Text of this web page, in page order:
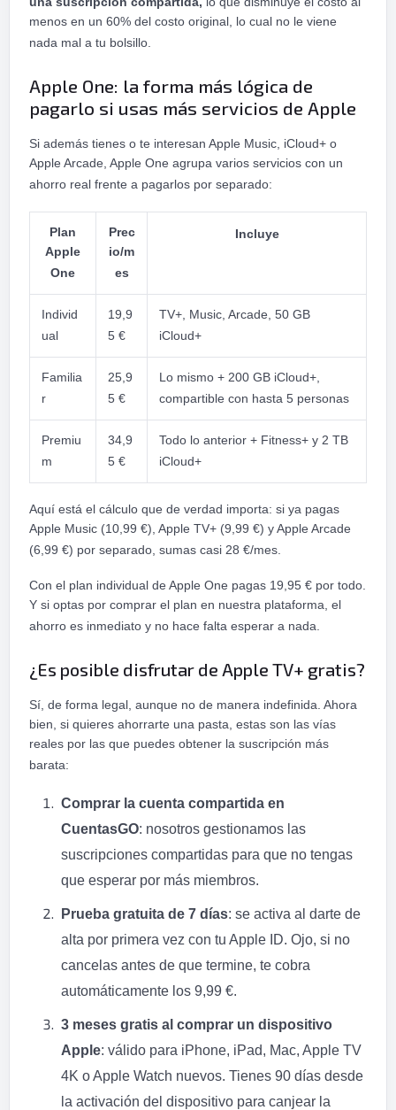
menos en un 60% del costo original, lo cual no le viene
nada mal a tu bolsillo.
Apple One: la forma más lógica de
pagarlo si usas más servicios de Apple
Si además tienes o te interesan Apple Music, iCloud+ o
Apple Arcade, Apple One agrupa varios servicios con un
ahorro real frente a pagarlos por separado:
Plan
Apple
One
Prec
io/m
es
Incluye
Individ
ual
19,9
5 €
TV+, Music, Arcade, 50 GB
iCloud+
Familia
r
25,9
5 €
Lo mismo + 200 GB iCloud+,
compartible con hasta 5 personas
Premiu
m
34,9
5 €
Todo lo anterior + Fitness+ y 2 TB
iCloud+
Aquí está el cálculo que de verdad importa: si ya pagas
Apple Music (10,99 €), Apple TV+ (9,99 €) y Apple Arcade
(6,99 €) por separado, sumas casi 28 €/mes.
Con el plan individual de Apple One pagas 19,95 € por todo.
Y si optas por comprar el plan en nuestra plataforma, el
ahorro es inmediato y no hace falta esperar a nada.
¿Es posible disfrutar de Apple TV+ gratis?
Sí, de forma legal, aunque no de manera indefinida. Ahora
bien, si quieres ahorrarte una pasta, estas son las vías
reales por las que puedes obtener la suscripción más
barata:
Comprar la cuenta compartida en
CuentasGO: nosotros gestionamos las
suscripciones compartidas para que no tengas
que esperar por más miembros.
Prueba gratuita de 7 días: se activa al darte de
alta por primera vez con tu Apple ID. Ojo, si no
cancelas antes de que termine, te cobra
automáticamente los 9,99 €.
3 meses gratis al comprar un dispositivo
Apple: válido para iPhone, iPad, Mac, Apple TV
4K o Apple Watch nuevos. Tienes 90 días desde
la activación del dispositivo para canjear la